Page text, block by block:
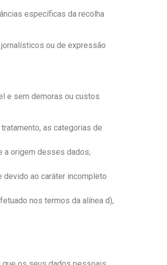
específicas da recolha
ou de expressão
e sem demoras ou custos
as categorias de
a origem desses dados;
devido ao caráter incompleto
nos termos da alínea d),